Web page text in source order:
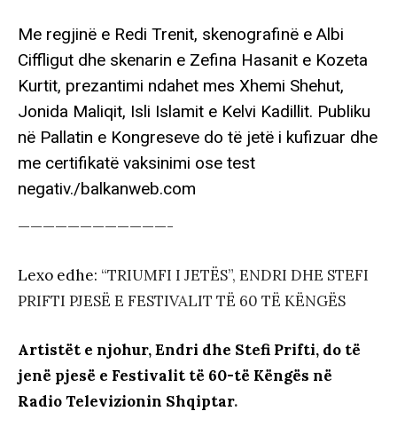
Me regjinë e Redi Trenit, skenografinë e Albi
Ciffligut dhe skenarin e Zefina Hasanit e Kozeta
Kurtit, prezantimi ndahet mes Xhemi Shehut,
Jonida Maliqit, Isli Islamit e Kelvi Kadillit. Publiku
në Pallatin e Kongreseve do të jetë i kufizuar dhe
me certifikatë vaksinimi ose test
negativ./balkanweb.com
————————————-
Lexo edhe: “TRIUMFI I JETËS”, ENDRI DHE STEFI
PRIFTI PJESË E FESTIVALIT TË 60 TË KËNGËS
Artistët e njohur, Endri dhe Stefi Prifti, do të
jenë pjesë e Festivalit të 60-të Këngës në
Radio Televizionin Shqiptar.